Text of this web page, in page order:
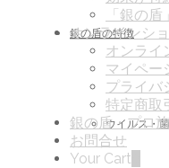
銀の盾の特徴
ウイルス・
「銀の
オンラインシ
オンライ
マイペー
プライバ
特定商取
銀の盾・プロ
お問合せ
Your Cart